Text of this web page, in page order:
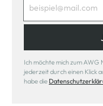
Ich möchte mich zum AWG
jederzeit durch einen Klick
habe die